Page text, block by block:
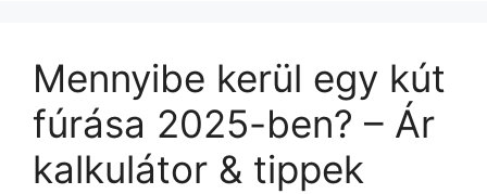
Mennyibe kerül egy kút
fúrása 2025-ben? – Ár
kalkulátor & tippek